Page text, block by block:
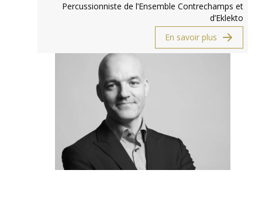
Percussionniste de l’Ensemble Contrechamps et
d’Eklekto
En savoir plus